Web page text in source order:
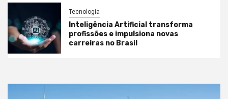
Tecnologia
Inteligência Artificial transforma
profissões e impulsiona novas
carreiras no Brasil